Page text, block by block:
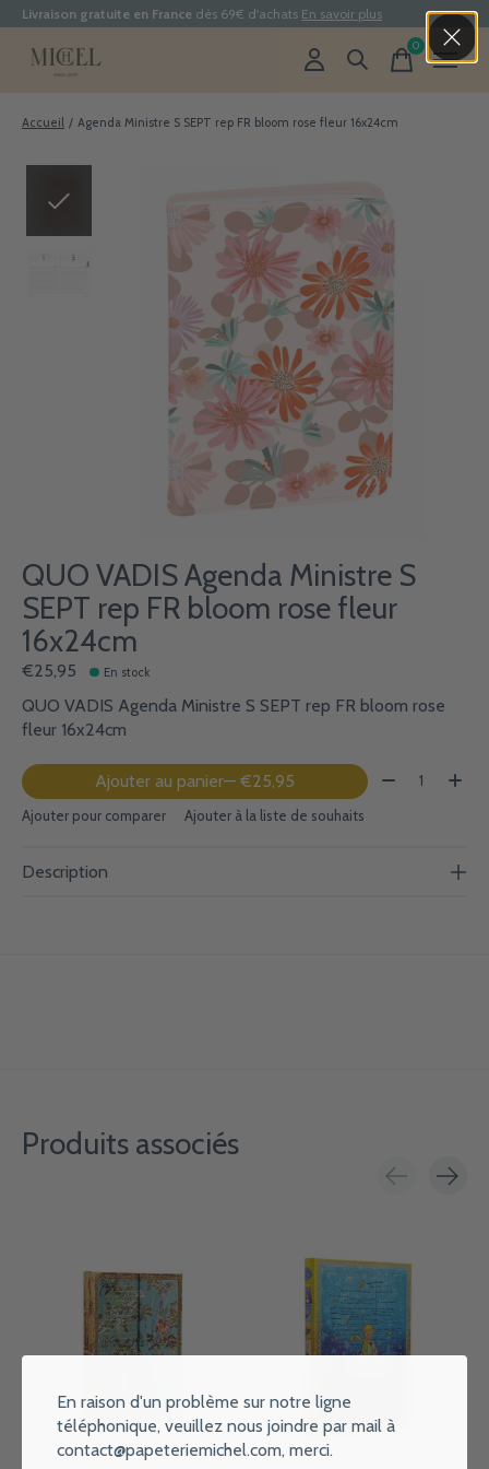
Livraison gratuite en France dès 69€ d'achats En savoir plus
0items
Accueil / Agenda Ministre S SEPT rep FR bloom rose fleur 16x24cm
QUO VADIS Agenda Ministre S
SEPT rep FR bloom rose fleur
16x24cm
€25,95 En stock
QUO VADIS Agenda Ministre S SEPT rep FR bloom rose
fleur 16x24cm
Ajouter au panier — €25,95 Quantité:
Ajouter pour comparer Ajouter à la liste de souhaits
Description
Produits associés
En raison d'un problème sur notre ligne
téléphonique, veuillez nous joindre par mail à
contact@papeteriemichel.com, merci.